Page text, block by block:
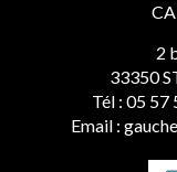
2
33350
Tél : 05 57
Email :